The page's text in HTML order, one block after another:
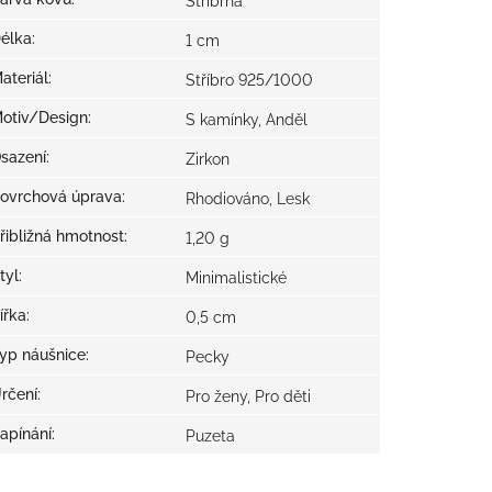
: 1 cm
: Stříbro 925/1000
Design: S kamínky, Anděl
: Zirkon
úprava: Rhodiováno, Lesk
hmotnost: 1,20 g
: Minimalistické
: 0,5 cm
náušnice: Pecky
: Pro ženy, Pro děti
: Puzeta